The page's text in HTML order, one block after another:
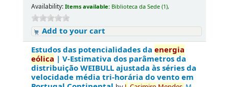
Availability: Items available: Biblioteca da Sede (1),
Add to your cart
Estudos das potencialidades daenergia
eólica | V-Estimativa dos parâmetros da
distribuição WEIBULL ajustada às séries da
velocidade média tri-horária do vento em